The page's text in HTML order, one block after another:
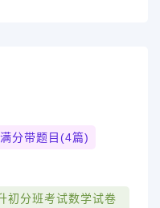
分带题目(4篇)
初分班考试数学试卷